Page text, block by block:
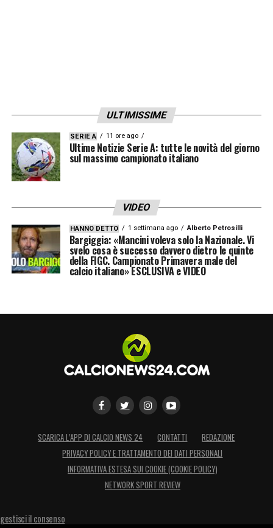
ULTIMISSIME
SERIE A 11 ore ago
Ultime Notizie Serie A: tutte le novità del giorno
sul massimo campionato italiano
VIDEO
HANNO DETTO 1 settimana ago Alberto Petrosilli
Bargiggia: «Mancini voleva solo la Nazionale. Vi
svelo cosa è successo davvero dietro le quinte
della FIGC. Campionato Primavera male del
calcio italiano» ESCLUSIVA e VIDEO
SCARICA L’APP DI CALCIO NEWS 24 CONTATTI
REDAZIONE
PRIVACY POLICY E TRATTAMENTO DEI DATI PERSONALI
INFORMATIVA ESTESA SUI COOKIE (COOKIE POLICY)
NETWORK SPORT REVIEW
gestisci il consenso